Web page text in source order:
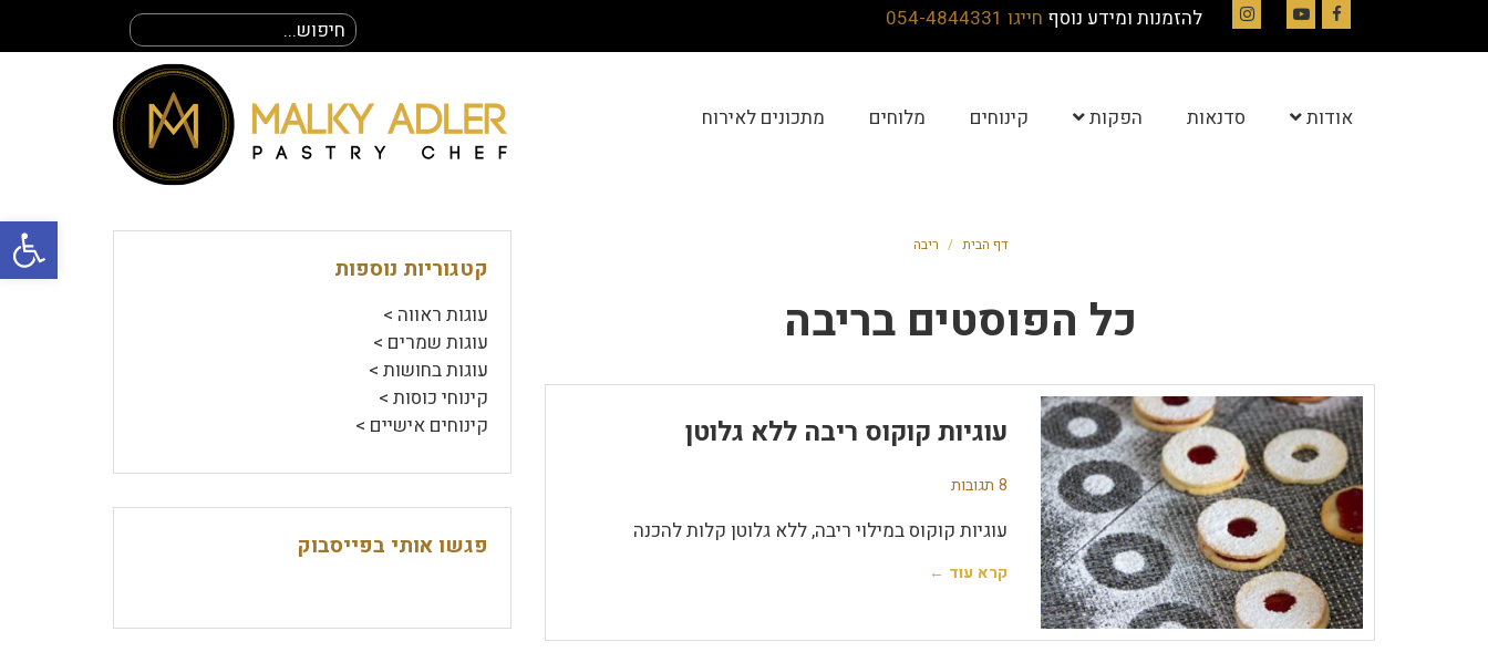
פתח
להזמנות ומידע נוסף חייגו 054-4844331
חיפוש
עבור:
אודות סדנאות הפקות קינוחים מלוחים מתכונים לאירוח
דף הבית / ריבה
כל הפוסטים בריבה
עוגיות קוקוס ריבה ללא גלוטן
8 תגובות
עוגיות קוקוס במילוי ריבה, ללא גלוטן קלות להכנה
קרא עוד ←
קטגוריות נוספות
עוגות ראווה >
עוגות שמרים >
עוגות בחושות >
קינוחי כוסות >
קינוחים אישיים >
פגשו אותי בפייסבוק